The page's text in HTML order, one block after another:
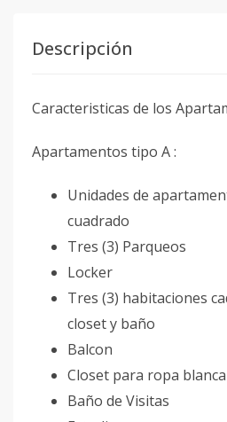
Descripción
Caracteristicas de los
Apartamentos tipo A :
Unidades de
cuadrado
Tres (3) Parqueos
Locker
Tres (3) habitaciones
closet y baño
Balcon
Closet para ropa blanca
Baño de Visitas